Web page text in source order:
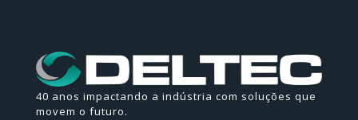
40 anos impactando a indústria com soluções que
movem o futuro.